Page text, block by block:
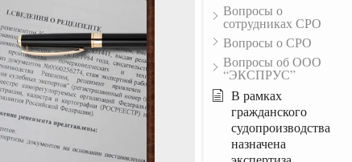
Вопросы о
сотрудниках СРО
Вопросы о СРО
Вопросы об ООО
“ЭКСПРУС”
В рамках
гражданского
судопроизводства
назначена